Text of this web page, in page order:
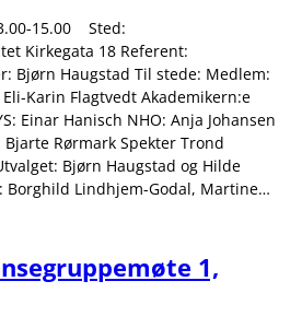
15.00 Sted:
Kirkegata 18 Referent:
Bjørn Haugstad Til stede: Medlem:
Karin Flagtvedt Akademikern:e
Einar Hanisch NHO: Anja Johansen
Bjarte Rørmark Spekter Trond
Bjørn Haugstad og Hilde
Lindhjem-Godal, Martine…
1,